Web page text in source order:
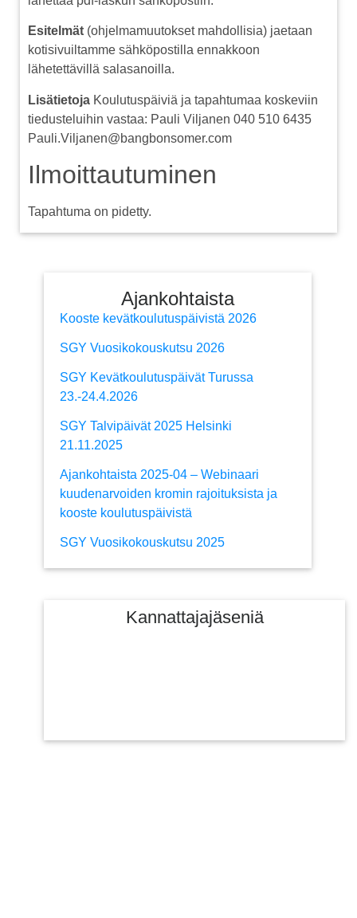
Esitelmät (ohjelmamuutokset mahdollisia) jaetaan
kotisivuiltamme sähköpostilla ennakkoon
lähetettävillä salasanoilla.
Lisätietoja Koulutuspäiviä ja tapahtumaa koskeviin
tiedusteluihin vastaa: Pauli Viljanen 040 510 6435
Pauli.Viljanen@bangbonsomer.com
Ilmoittautuminen
Tapahtuma on pidetty.
Ajankohtaista
Kooste kevätkoulutuspäivistä 2026
SGY Vuosikokouskutsu 2026
SGY Kevätkoulutuspäivät Turussa
23.-24.4.2026
SGY Talvipäivät 2025 Helsinki
21.11.2025
Ajankohtaista 2025-04 – Webinaari
kuudenarvoiden kromin rajoituksista ja
kooste koulutuspäivistä
SGY Vuosikokouskutsu 2025
Kannattajajäseniä